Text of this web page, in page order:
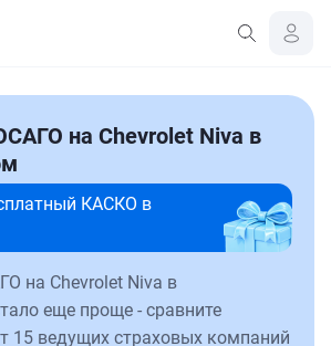
на Chevrolet Niva в
КАСКО в
на Chevrolet Niva в
еще проще - сравните
15 ведущих страховых компаний